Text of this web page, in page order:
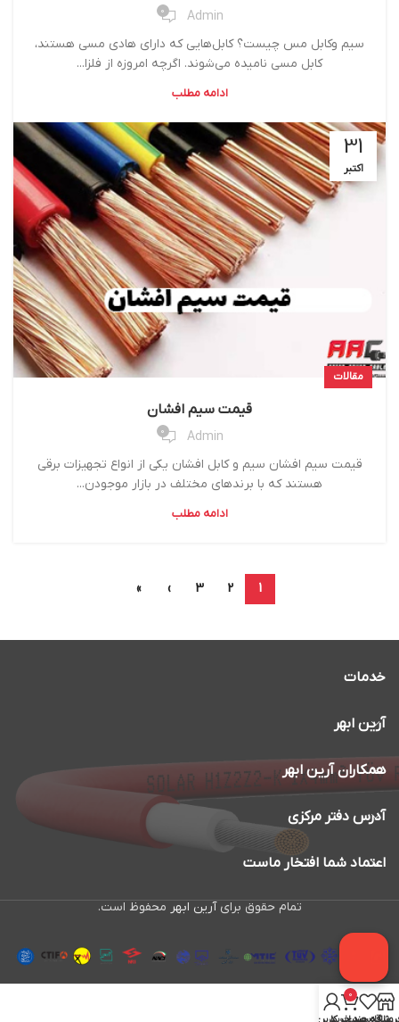
Admin
0
سیم وکابل مس چیست؟ کابل‌هایی که دارای هادی مسی هستند،
کابل مسی نامیده می‌شوند. اگرچه امروزه از فلزا...
ادامه مطلب
31
اکتبر
مقالات
قیمت سیم افشان
Admin
0
قیمت سیم افشان سیم و کابل افشان یکی از انواع تجهیزات برقی
هستند که با برندهای مختلف در بازار موجودن...
ادامه مطلب
1
2
3
›
»
خدمات
آرین ابهر
همکاران آرین ابهر
آدرس دفتر مرکزی
اعتماد شما افتخار ماست
تمام حقوق برایآرین ابهر محفوظ است.
علاقه مندی
0
سبد خرید
حساب کاربری من